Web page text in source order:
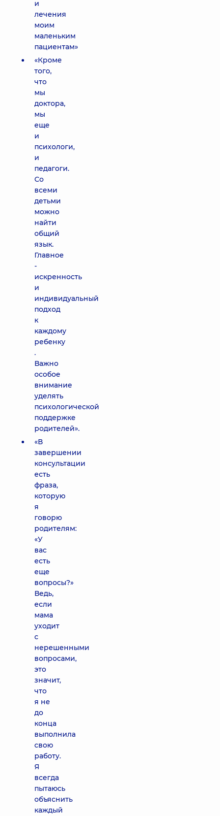
и
лечения
моим
маленьким
пациентам»
«Кроме
того,
что
мы
доктора,
мы
еще
и
психологи,
и
педагоги.
Со
всеми
детьми
можно
найти
общий
язык.
Главное
-
искренность
и
индивидуальный
подход
к
каждому
ребенку
.
Важно
особое
внимание
уделять
психологической
поддержке
родителей».
«В
завершении
консультации
есть
фраза,
которую
я
говорю
родителям:
«У
вас
есть
еще
вопросы?»
Ведь,
если
мама
уходит
с
нерешенными
вопросами,
это
значит,
что
я не
до
конца
выполнила
свою
работу.
Я
всегда
пытаюсь
объяснить
каждый